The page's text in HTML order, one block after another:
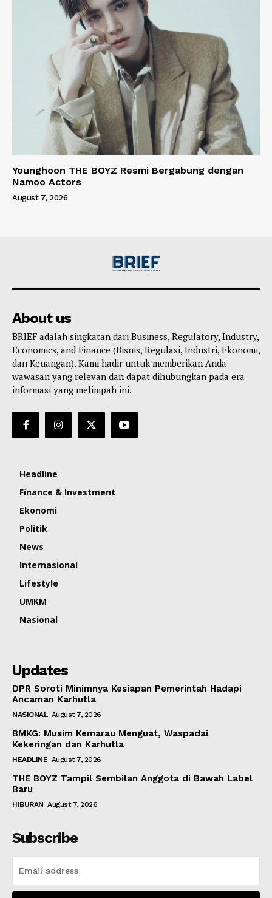
Younghoon THE BOYZ Resmi Bergabung dengan
Namoo Actors
August 7, 2026
About us
BRIEF adalah singkatan dari Business, Regulatory, Industry,
Economics, and Finance (Bisnis, Regulasi, Industri, Ekonomi,
dan Keuangan). Kami hadir untuk memberikan Anda
wawasan yang relevan dan dapat dihubungkan pada era
informasi yang melimpah ini.
Headline
Finance & Investment
Ekonomi
Politik
News
Internasional
Lifestyle
UMKM
Nasional
Updates
DPR Soroti Minimnya Kesiapan Pemerintah Hadapi
Ancaman Karhutla
NASIONAL August 7, 2026
BMKG: Musim Kemarau Menguat, Waspadai
Kekeringan dan Karhutla
HEADLINE August 7, 2026
THE BOYZ Tampil Sembilan Anggota di Bawah Label
Baru
HIBURAN August 7, 2026
Subscribe